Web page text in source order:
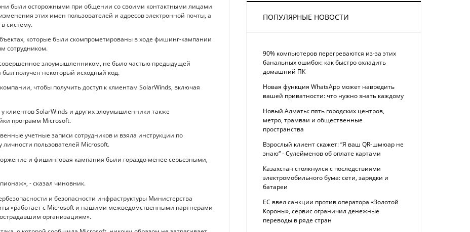
были осторожными при общении со своими контактными лицами
этих имен пользователей и адресов электронной почты, а
систему.
которые были скомпрометированы в ходе фишинг-кампании
сотрудником.
злоумышленником, не было частью предыдущей
получен некоторый исходный код.
чтобы получить доступ к клиентам SolarWinds, включая
SolarWinds и других злоумышленники также
программ Microsoft.
учетные записи сотрудников и взяла инструкции по
пользователей Microsoft.
и фишинговая кампания были гораздо менее серьезными,
- сказал чиновник.
и безопасности инфраструктуры Министерства
«работает с Microsoft и нашими межведомственными партнерами
организациям».
ПОПУЛЯРНЫЕ НОВОСТИ
90% компьютеров перегреваются из-за этих
банальных ошибок: как быстро охладить
домашний ПК
Новая функция WhatsApp может навредить
вашей приватности: что нужно знать каждому
Новый Алматы: пять городских центров,
метро, трамваи и общественные
пространства
Взрослый клиент скажет: “Я ваш QR-шмюар не
знаю“ - Сулейменов об оплате картами
Казахстан столкнулся с последствиями
электромобильного бума: сети, зарядки и
батареи
ЕС ввел санкции против оператора «Золотой
Короны», сервис ограничил денежные
переводы в ряде стран